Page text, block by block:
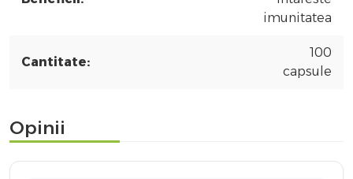
imunitatea
Cantitate:
100
capsule
Opinii